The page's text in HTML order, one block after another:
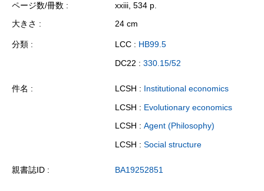
ページ数/冊数
xxiii, 534 p.
大きさ
24 cm
分類 LCC : HB99.5
DC22 : 330.15/52
件名 LCSH : Institutional economics
LCSH : Evolutionary economics
LCSH : Agent (Philosophy)
LCSH : Social structure
親書誌ID BA19252851